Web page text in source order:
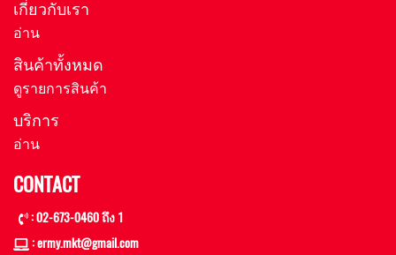
เกี่ยวกับเรา
อ่าน
สินค้าทั้งหมด
ดูรายการสินค้า
บริการ
อ่าน
CONTACT
: 02-673-0460 ถึง 1
: ermy.mkt@gmail.com